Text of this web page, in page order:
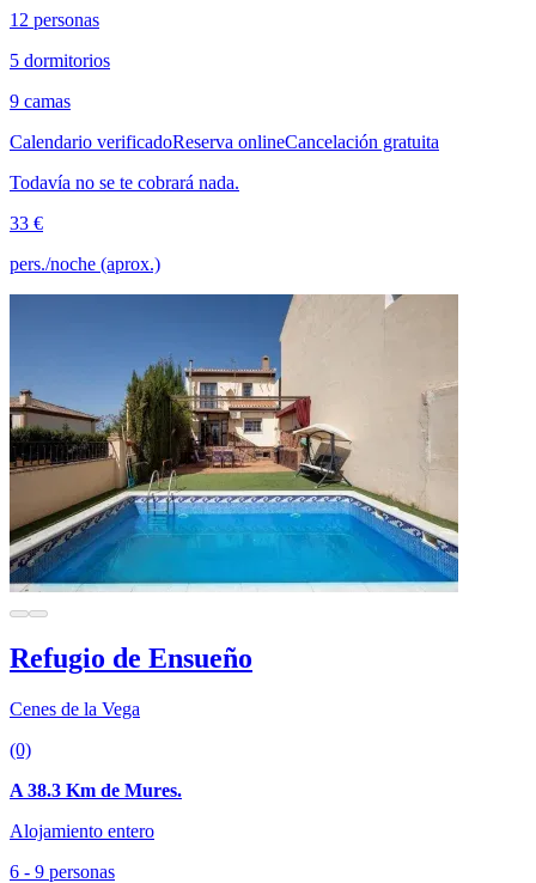
12 personas
5 dormitorios
9 camas
Calendario verificadoReserva onlineCancelación gratuita
Todavía no se te cobrará nada.
33 €
pers./noche (aprox.)
Refugio de Ensueño
Cenes de la Vega
(0)
A 38.3 Km de Mures.
Alojamiento entero
6 - 9 personas